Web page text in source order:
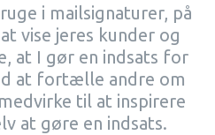
i mailsignaturer, på
vise jeres kunder og
at I gør en indsats for
at fortælle andre om
til at inspirere
at gøre en indsats.